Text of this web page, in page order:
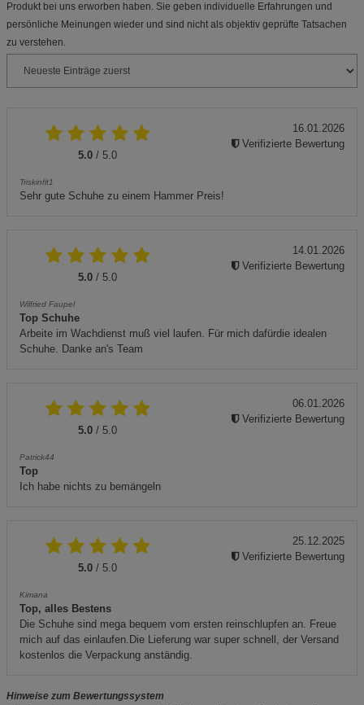
Produkt bei uns erworben haben. Sie geben individuelle Erfahrungen und
persönliche Meinungen wieder und sind nicht als objektiv geprüfte Tatsachen
zu verstehen.
5.0 / 5.0
Triskinfit1
Sehr gute Schuhe zu einem Hammer Preis!
16.01.2026
Verifizierte Bewertung
5.0 / 5.0
Wilfried Faupel
Top Schuhe
Arbeite im Wachdienst muß viel laufen. Für mich dafürdie idealen
Schuhe. Danke an's Team
14.01.2026
Verifizierte Bewertung
5.0 / 5.0
Patrick44
Top
Ich habe nichts zu bemängeln
06.01.2026
Verifizierte Bewertung
5.0 / 5.0
Kimana
Top, alles Bestens
Die Schuhe sind mega bequem vom ersten reinschlupfen an. Freue
mich auf das einlaufen.Die Lieferung war super schnell, der Versand
kostenlos die Verpackung anständig.
25.12.2025
Verifizierte Bewertung
Hinweise zum Bewertungssystem